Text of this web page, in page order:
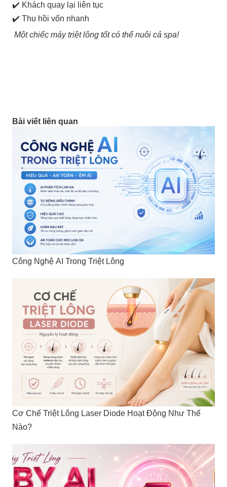
✔️ Khách quay lại liên tục
✔️ Thu hồi vốn nhanh
Một chiếc máy triệt lông tốt có thể nuôi cả spa!
Bài viết liên quan
Công Nghệ AI Trong Triệt Lông
Cơ Chế Triệt Lông Laser Diode Hoạt Động Như Thế
Nào?